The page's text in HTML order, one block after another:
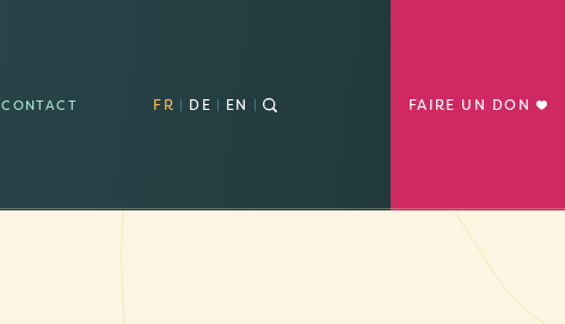
CONTACT FR DE EN FAIRE UN DON